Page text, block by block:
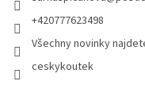
+420777623498
Všechny novinky
ceskykoutek